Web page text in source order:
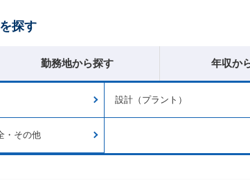
探す
勤務地から探す 年収か
設計（プラント）
・その他